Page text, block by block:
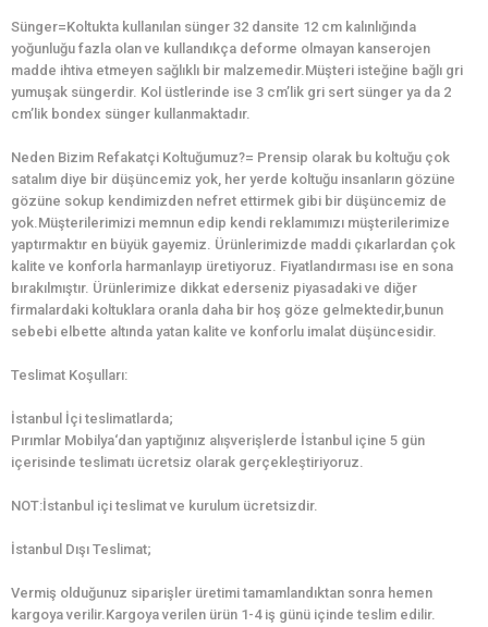
Sünger=Koltukta kullanılan sünger 32 dansite 12 cm kalınlığında
yoğunluğu fazla olan ve kullandıkça deforme olmayan kanserojen
madde ihtiva etmeyen sağlıklı bir malzemedir.Müşteri isteğine bağlı gri
yumuşak süngerdir. Kol üstlerinde ise 3 cm’lik gri sert sünger ya da 2
cm’lik bondex sünger kullanmaktadır.
Neden Bizim Refakatçi Koltuğumuz?= Prensip olarak bu koltuğu çok
satalım diye bir düşüncemiz yok, her yerde koltuğu insanların gözüne
gözüne sokup kendimizden nefret ettirmek gibi bir düşüncemiz de
yok.Müşterilerimizi memnun edip kendi reklamımızı müşterilerimize
yaptırmaktır en büyük gayemiz. Ürünlerimizde maddi çıkarlardan çok
kalite ve konforla harmanlayıp üretiyoruz. Fiyatlandırması ise en sona
bırakılmıştır. Ürünlerimize dikkat ederseniz piyasadaki ve diğer
firmalardaki koltuklara oranla daha bir hoş göze gelmektedir,bunun
sebebi elbette altında yatan kalite ve konforlu imalat düşüncesidir.
Teslimat Koşulları:
İstanbul İçi teslimatlarda;
Pırımlar Mobilya‘dan yaptığınız alışverişlerde İstanbul içine 5 gün
içerisinde teslimatı ücretsiz olarak gerçekleştiriyoruz.
NOT:İstanbul içi teslimat ve kurulum ücretsizdir.
İstanbul Dışı Teslimat;
Vermiş olduğunuz siparişler üretimi tamamlandıktan sonra hemen
kargoya verilir.Kargoya verilen ürün 1-4 iş günü içinde teslim edilir.